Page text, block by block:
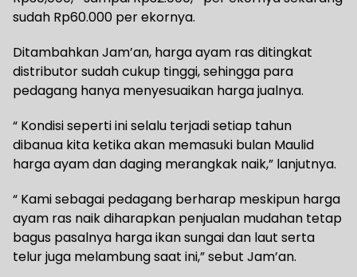
sudah Rp60.000 per ekornya.
Ditambahkan Jam’an, harga ayam ras ditingkat
distributor sudah cukup tinggi, sehingga para
pedagang hanya menyesuaikan harga jualnya.
“ Kondisi seperti ini selalu terjadi setiap tahun
dibanua kita ketika akan memasuki bulan Maulid
harga ayam dan daging merangkak naik,” lanjutnya.
“ Kami sebagai pedagang berharap meskipun harga
ayam ras naik diharapkan penjualan mudahan tetap
bagus pasalnya harga ikan sungai dan laut serta
telur juga melambung saat ini,” sebut Jam’an.